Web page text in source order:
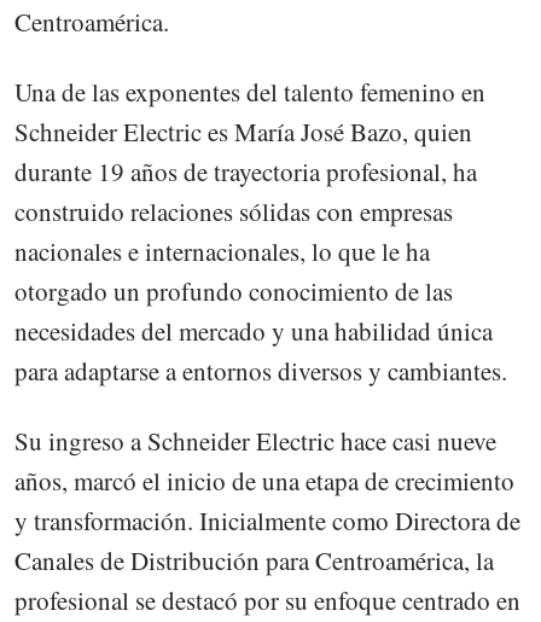
Centroamérica.
Una de las exponentes del talento femenino en
Schneider Electric es María José Bazo, quien
durante 19 años de trayectoria profesional, ha
construido relaciones sólidas con empresas
nacionales e internacionales, lo que le ha
otorgado un profundo conocimiento de las
necesidades del mercado y una habilidad única
para adaptarse a entornos diversos y cambiantes.
Su ingreso a Schneider Electric hace casi nueve
años, marcó el inicio de una etapa de crecimiento
y transformación. Inicialmente como Directora de
Canales de Distribución para Centroamérica, la
profesional se destacó por su enfoque centrado en